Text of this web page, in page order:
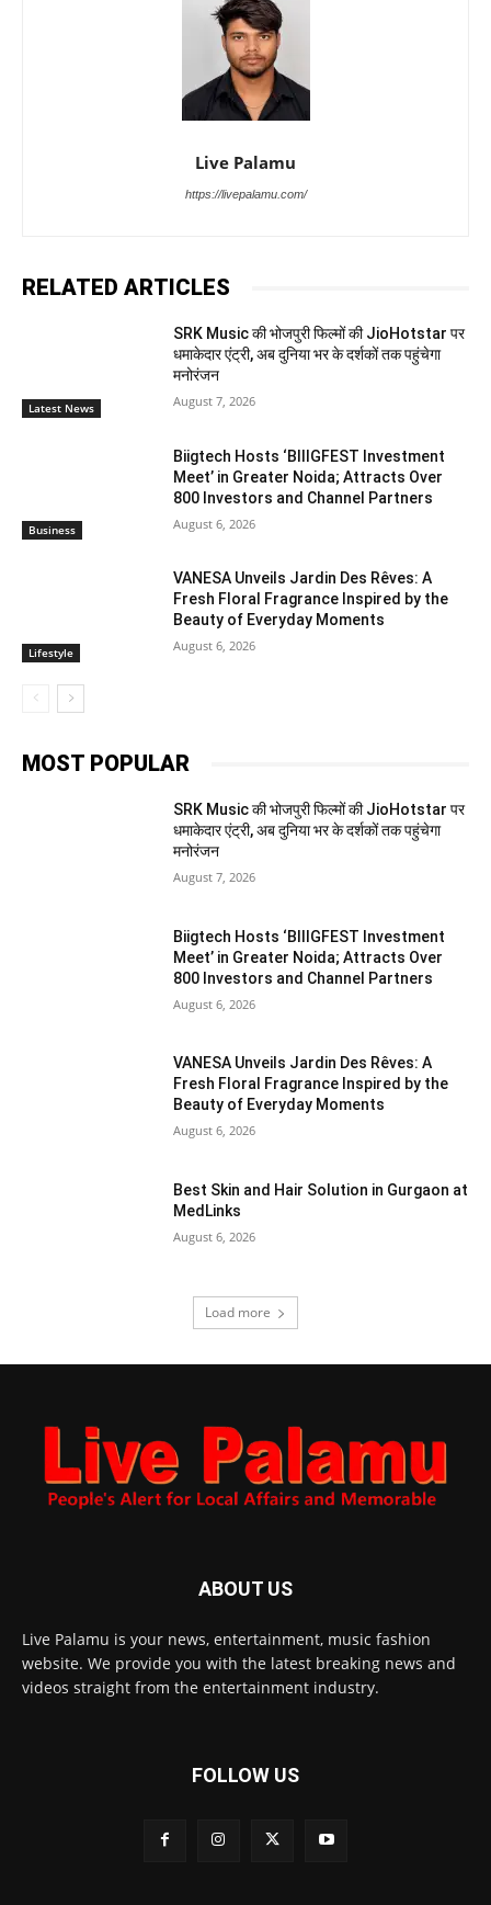
Live Palamu
https://livepalamu.com/
RELATED ARTICLES
Latest News
SRK Music की भोजपुरी फिल्मों की JioHotstar पर
धमाकेदार एंट्री, अब दुनिया भर के दर्शकों तक पहुंचेगा
मनोरंजन
August 7, 2026
Business
Biigtech Hosts ‘BIIIGFEST Investment
Meet’ in Greater Noida; Attracts Over
800 Investors and Channel Partners
August 6, 2026
Lifestyle
VANESA Unveils Jardin Des Rêves: A
Fresh Floral Fragrance Inspired by the
Beauty of Everyday Moments
August 6, 2026
MOST POPULAR
SRK Music की भोजपुरी फिल्मों की JioHotstar पर
धमाकेदार एंट्री, अब दुनिया भर के दर्शकों तक पहुंचेगा
मनोरंजन
August 7, 2026
Biigtech Hosts ‘BIIIGFEST Investment
Meet’ in Greater Noida; Attracts Over
800 Investors and Channel Partners
August 6, 2026
VANESA Unveils Jardin Des Rêves: A
Fresh Floral Fragrance Inspired by the
Beauty of Everyday Moments
August 6, 2026
Best Skin and Hair Solution in Gurgaon at
MedLinks
August 6, 2026
Load more
ABOUT US
Live Palamu is your news, entertainment, music fashion
website. We provide you with the latest breaking news and
videos straight from the entertainment industry.
FOLLOW US